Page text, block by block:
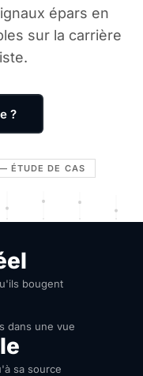
épars en
sur la carrière
?
ÉTUDE DE CAS
bougent
dans une vue
sa source